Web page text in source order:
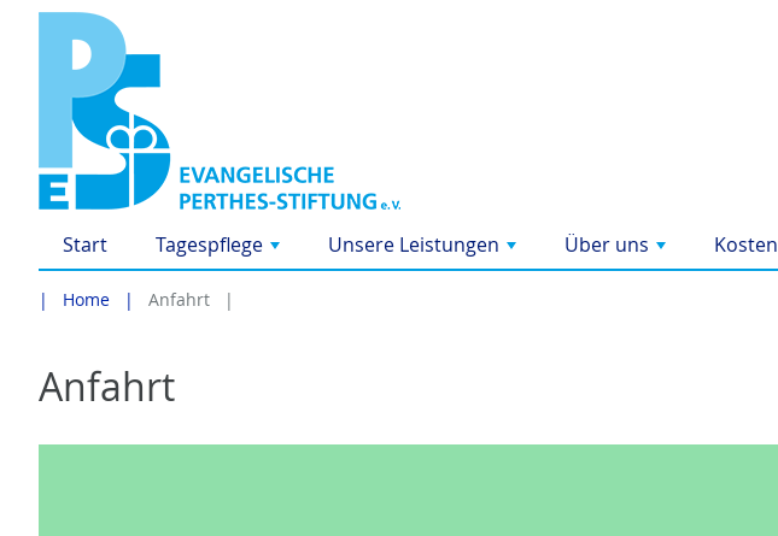
Start
+
Tagespflege
+
Unsere Leistungen
+
Über uns Kosten
Home Anfahrt
Anfahrt